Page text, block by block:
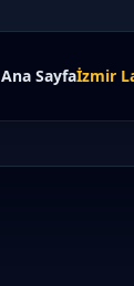
Ana Sayfaİzmir